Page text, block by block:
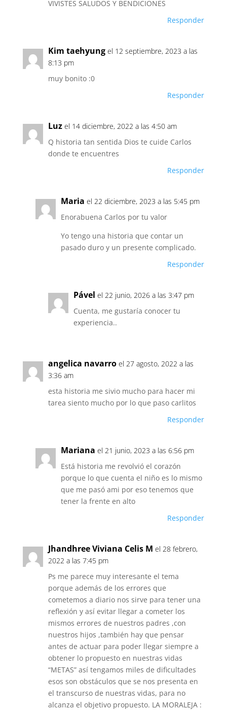
VIVISTES SALUDOS Y BENDICIONES
Responder
Kim taehyung el 12 septiembre, 2023 a las
8:13 pm
muy bonito :0
Responder
Luz el 14 diciembre, 2022 a las 4:50 am
Q historia tan sentida Dios te cuide Carlos
donde te encuentres
Responder
Maria el 22 diciembre, 2023 a las 5:45 pm
Enorabuena Carlos por tu valor
Yo tengo una historia que contar un
pasado duro y un presente complicado.
Responder
Pável el 22 junio, 2026 a las 3:47 pm
Cuenta, me gustaría conocer tu
experiencia..
angelica navarro el 27 agosto, 2022 a las
3:36 am
esta historia me sivio mucho para hacer mi
tarea siento mucho por lo que paso carlitos
Responder
Mariana el 21 junio, 2023 a las 6:56 pm
Está historia me revolvió el corazón
porque lo que cuenta el niño es lo mismo
que me pasó ami por eso tenemos que
tener la frente en alto
Responder
Jhandhree Viviana Celis M el 28 febrero,
2022 a las 7:45 pm
Ps me parece muy interesante el tema
porque además de los errores que
cometemos a diario nos sirve para tener una
reflexión y así evitar llegar a cometer los
mismos errores de nuestros padres ,con
nuestros hijos ,también hay que pensar
antes de actuar para poder llegar siempre a
obtener lo propuesto en nuestras vidas
“METAS” así tengamos miles de dificultades
esos son obstáculos que se nos presenta en
el transcurso de nuestras vidas, para no
alcanza el objetivo propuesto. LA MORALEJA :